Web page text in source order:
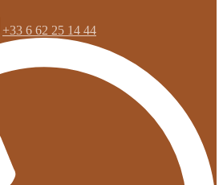
+33 6 62 25 14 44